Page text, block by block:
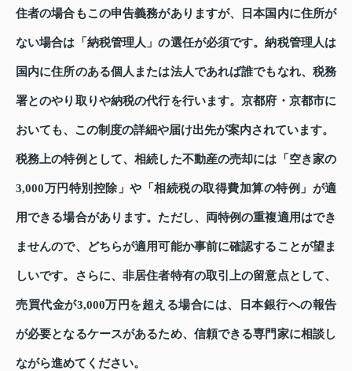
住者の場合もこの申告義務がありますが、日本国内に住所が
ない場合は「納税管理人」の選任が必須です。納税管理人は
国内に住所のある個人または法人であれば誰でもなれ、税務
署とのやり取りや納税の代行を行います。京都府・京都市に
おいても、この制度の詳細や届け出先が案内されています。
税務上の特例として、相続した不動産の売却には「空き家の
3,000万円特別控除」や「相続税の取得費加算の特例」が適
用できる場合があります。ただし、両特例の重複適用はでき
ませんので、どちらが適用可能か事前に確認することが望ま
しいです。さらに、非居住者特有の取引上の留意点として、
売買代金が3,000万円を超える場合には、日本銀行への報告
が必要となるケースがあるため、信頼できる専門家に相談し
ながら進めてください。